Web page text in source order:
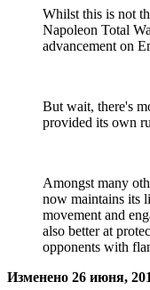
Whilst this is not
Napoleon Total
advancement on
But wait, there's
provided its own
Amongst many
now maintains its
movement and
also better at
opponents with
Изменено 26 июня,